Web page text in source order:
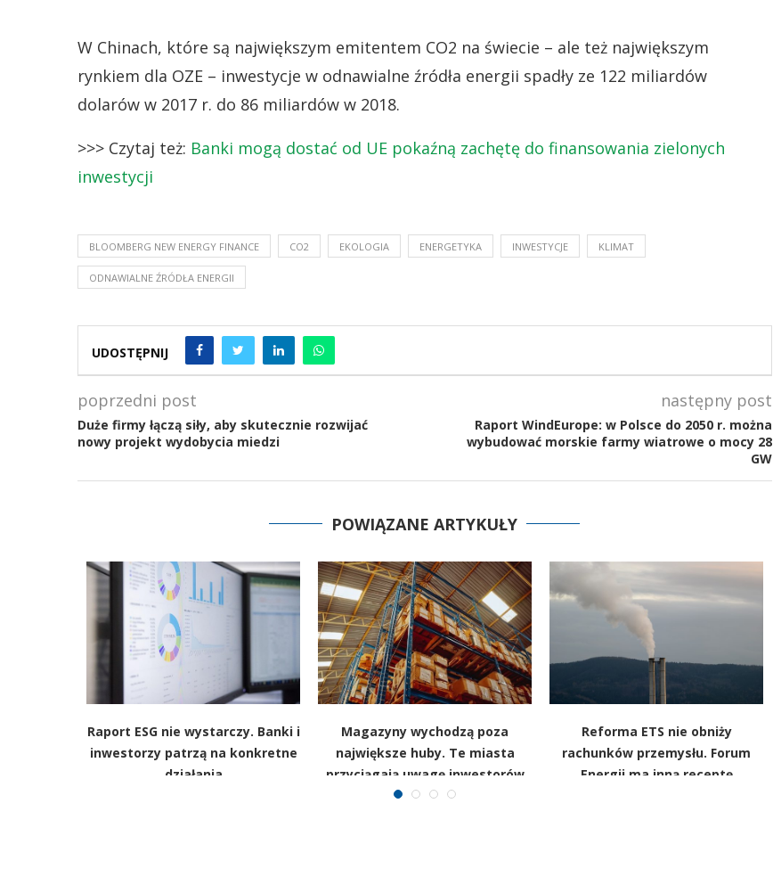
W Chinach, które są największym emitentem CO2 na świecie – ale też największym
rynkiem dla OZE – inwestycje w odnawialne źródła energii spadły ze 122 miliardów
dolarów w 2017 r. do 86 miliardów w 2018.
>>> Czytaj też: Banki mogą dostać od UE pokaźną zachętę do finansowania zielonych
inwestycji
BLOOMBERG NEW ENERGY FINANCE CO2 EKOLOGIA ENERGETYKA INWESTYCJE KLIMAT
ODNAWIALNE ŹRÓDŁA ENERGII
UDOSTĘPNIJ
poprzedni post
Duże firmy łączą siły, aby skutecznie rozwijać
nowy projekt wydobycia miedzi
następny post
Raport WindEurope: w Polsce do 2050 r. można
wybudować morskie farmy wiatrowe o mocy 28
GW
POWIĄZANE ARTYKUŁY
Raport ESG nie wystarczy. Banki i
inwestorzy patrzą na konkretne
działania
Magazyny wychodzą poza
największe huby. Te miasta
przyciągają uwagę inwestorów
Reforma ETS nie obniży
rachunków przemysłu. Forum
Energii ma inną receptę